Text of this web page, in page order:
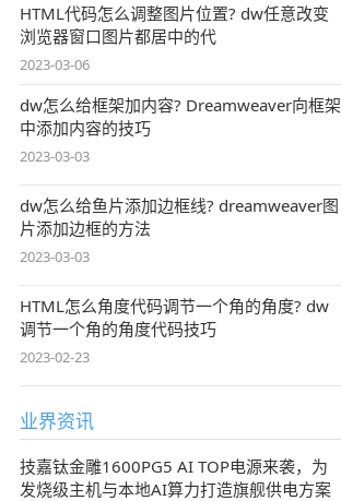
HTML代码怎么调整图片位置? dw任意改变
浏览器窗口图片都居中的代
2023-03-06
dw怎么给框架加内容? Dreamweaver向框架
中添加内容的技巧
2023-03-03
dw怎么给鱼片添加边框线? dreamweaver图
片添加边框的方法
2023-03-03
HTML怎么角度代码调节一个角的角度? dw
调节一个角的角度代码技巧
2023-02-23
业界资讯
技嘉钛金雕1600PG5 AI TOP电源来袭，为
发烧级主机与本地AI算力打造旗舰供电方案